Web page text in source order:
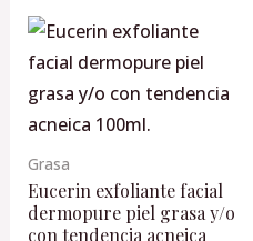
Grasa
Eucerin exfoliante facial
dermopure piel grasa y/o
con tendencia acneica